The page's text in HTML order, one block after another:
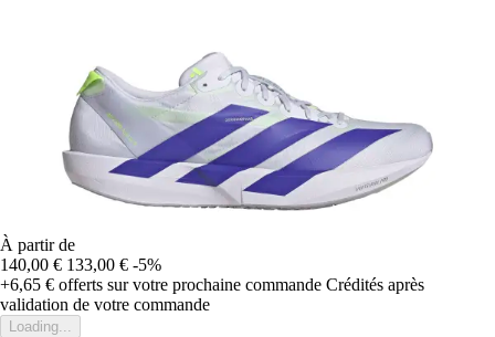
À partir de
140,00 € 133,00 € -5%
+6,65 € offerts sur votre prochaine commande Crédités après
validation de votre commande
Loading...